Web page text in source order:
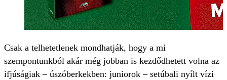
Csak a telhetetlenek mondhatják, hogy a mi
szempontunkból akár még jobban is kezdődhetett volna az
ifjúságiak – úszóberkekben: juniorok – setúbali nyílt vízi